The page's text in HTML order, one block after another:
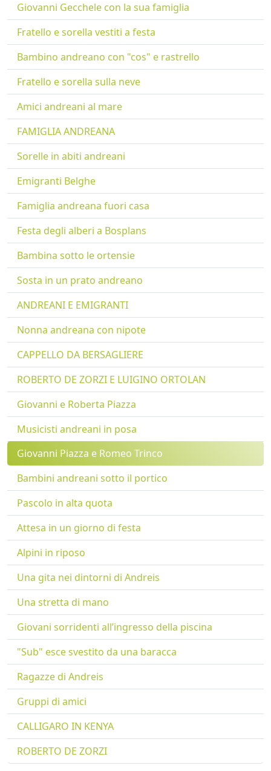
Giovanni Gecchele con la sua famiglia
Fratello e sorella vestiti a festa
Bambino andreano con "cos" e rastrello
Fratello e sorella sulla neve
Amici andreani al mare
FAMIGLIA ANDREANA
Sorelle in abiti andreani
Emigranti Belghe
Famiglia andreana fuori casa
Festa degli alberi a Bosplans
Bambina sotto le ortensie
Sosta in un prato andreano
ANDREANI E EMIGRANTI
Nonna andreana con nipote
CAPPELLO DA BERSAGLIERE
ROBERTO DE ZORZI E LUIGINO ORTOLAN
Giovanni e Roberta Piazza
Musicisti andreani in posa
Giovanni Piazza e Romeo Trinco
Bambini andreani sotto il portico
Pascolo in alta quota
Attesa in un giorno di festa
Alpini in riposo
Una gita nei dintorni di Andreis
Una stretta di mano
Giovani sorridenti all’ingresso della piscina
"Sub" esce svestito da una baracca
Ragazze di Andreis
Gruppi di amici
CALLIGARO IN KENYA
ROBERTO DE ZORZI